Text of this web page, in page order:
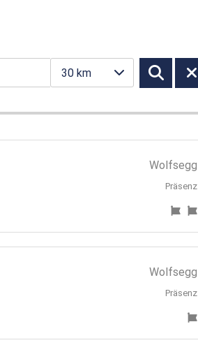
30 km
Wolfsegg
Präsenz
Wolfsegg
Präsenz